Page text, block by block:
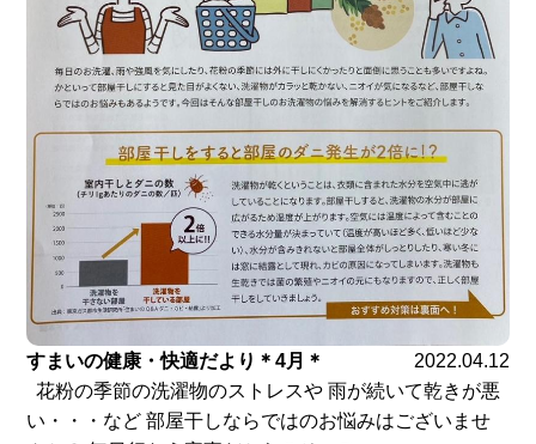
すまいの健康・快適だより＊4月＊
2022.04.12
花粉の季節の洗濯物のストレスや 雨が続いて乾きが悪
い・・・など 部屋干しならではのお悩みはございませ